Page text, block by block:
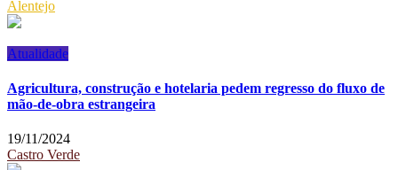
Alentejo
Atualidade
Agricultura, construção e hotelaria pedem regresso do fluxo de
mão-de-obra estrangeira
19/11/2024
Castro Verde